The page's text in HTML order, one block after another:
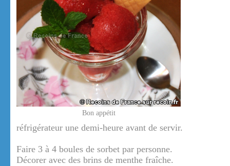
Bon appétit
réfrigérateur une demi-heure avant de servir.
Faire 3 à 4 boules de sorbet par personne.
Décorer avec des brins de menthe fraîche.